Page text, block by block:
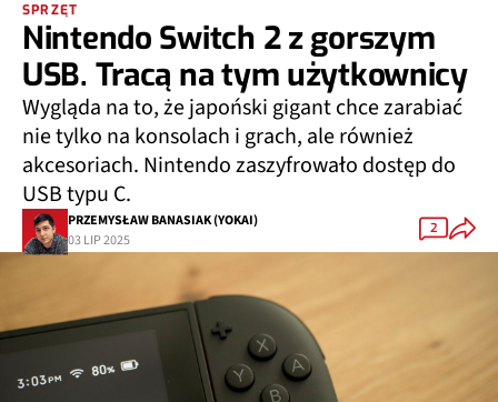
SPRZĘT
Nintendo Switch 2 z gorszym
USB. Tracą na tym użytkownicy
Wygląda na to, że japoński gigant chce zarabiać
nie tylko na konsolach i grach, ale również
akcesoriach. Nintendo zaszyfrowało dostęp do
USB typu C.
PRZEMYSŁAW BANASIAK (YOKAI)
03 LIP 2025
2